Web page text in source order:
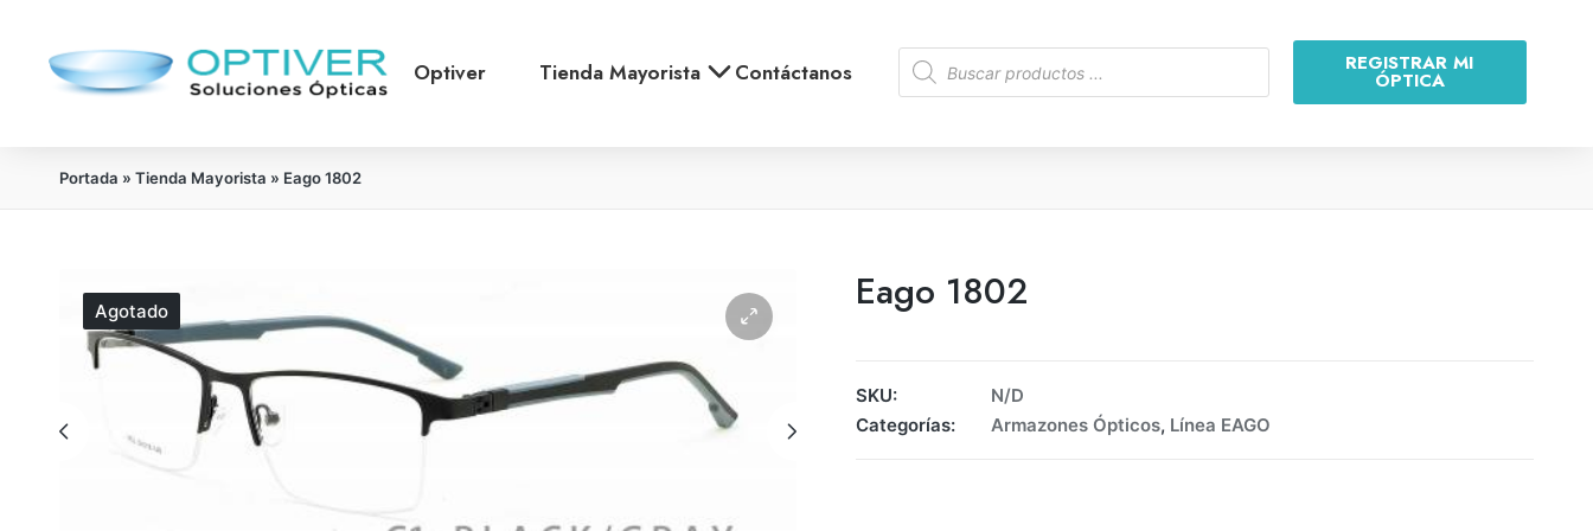
Optiver Tienda Mayorista Contáctanos REGISTRAR MI
ÓPTICA
Portada » Tienda Mayorista » Eago 1802
Agotado Eago 1802
SKU:
N/D
Categorías:
Armazones Ópticos, Línea EAGO